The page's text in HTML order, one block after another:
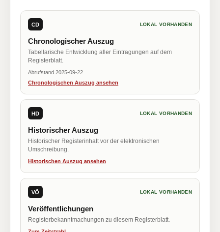
CD LOKAL VORHANDEN
Chronologischer Auszug
Tabellarische Entwicklung aller Eintragungen auf dem
Registerblatt.
Abrufstand 2025-09-22
Chronologischen Auszug ansehen
HD LOKAL VORHANDEN
Historischer Auszug
Historischer Registerinhalt vor der elektronischen
Umschreibung.
Historischen Auszug ansehen
VÖ LOKAL VORHANDEN
Veröffentlichungen
Registerbekanntmachungen zu diesem Registerblatt.